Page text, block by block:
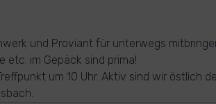
und Proviant für unterwegs
etc. im Gepäck sind prima!
um 10 Uhr. Aktiv sind wir östlich